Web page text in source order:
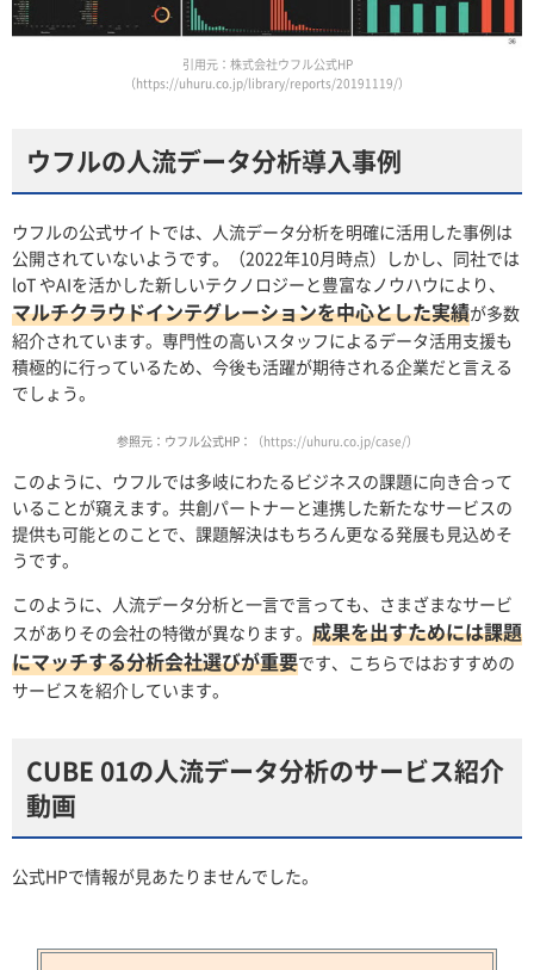
引用元：株式会社ウフル公式HP
（https://uhuru.co.jp/library/reports/20191119/）
ウフルの人流データ分析導入事例
ウフルの公式サイトでは、人流データ分析を明確に活用した事例は
公開されていないようです。（2022年10月時点）しかし、同社では
loT やAIを活かした新しいテクノロジーと豊富なノウハウにより、
マルチクラウドインテグレーションを中心とした実績が多数
紹介されています。専門性の高いスタッフによるデータ活用支援も
積極的に行っているため、今後も活躍が期待される企業だと言える
でしょう。
参照元：ウフル公式HP： （https://uhuru.co.jp/case/）
このように、ウフルでは多岐にわたるビジネスの課題に向き合って
いることが窺えます。共創パートナーと連携した新たなサービスの
提供も可能とのことで、課題解決はもちろん更なる発展も見込めそ
うです。
このように、人流データ分析と一言で言っても、さまざまなサービ
スがありその会社の特徴が異なります。 成果を出すためには課題
にマッチする分析会社選びが重要です、こちらではおすすめの
サービスを紹介しています。
CUBE 01の人流データ分析のサービス紹介
動画
公式HPで情報が見あたりませんでした。